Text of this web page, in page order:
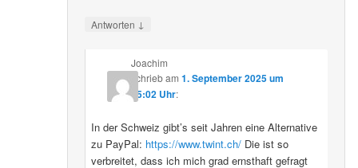
Antworten ↓
Joachim
schriebam 1. September 2025 um
15:02 Uhr:
In der Schweiz gibt’s seit Jahren eine Alternative
zu PayPal: https://www.twint.ch/Die ist so
verbreitet, dass ich mich grad ernsthaft gefragt